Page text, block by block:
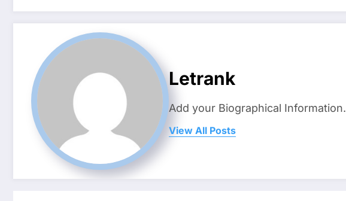
Letrank
Add your Biographical Information.
View All Posts